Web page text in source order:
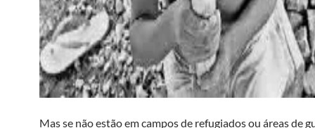
Mas se não estão em campos de refugiados ou áreas de